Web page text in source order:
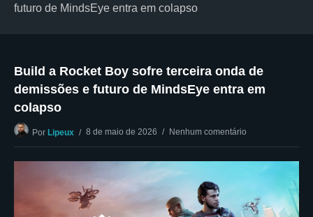
futuro de MindsEye entra em colapso
Build a Rocket Boy sofre terceira onda de
demissões e futuro de MindsEye entra em
colapso
Por Lipeux 8 de maio de 2026 Nenhum comentário